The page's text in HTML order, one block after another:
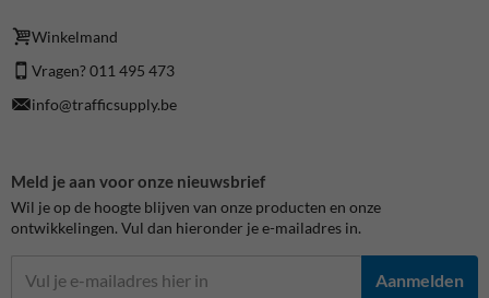
Winkelmand
Vragen? 011 495 473
info@trafficsupply.be
Meld je aan voor onze nieuwsbrief
Wil je op de hoogte blijven van onze producten en onze
ontwikkelingen. Vul dan hieronder je e-mailadres in.
Aanmelden